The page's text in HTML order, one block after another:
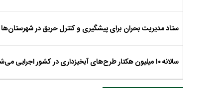
ستاد مدیریت بحران برای پیشگیری و کنترل حریق در
سالانه ۱۰ میلیون هکتار طرح‌های آبخیزداری در کشور اجرایی می‌شود